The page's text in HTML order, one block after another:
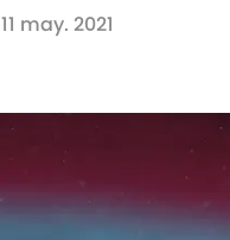
11 may. 2021